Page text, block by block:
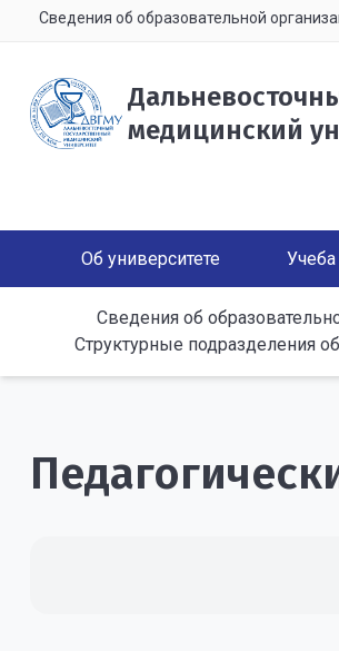
Сведения об образовательной
медицинский
Об университете Учеба
Сведения об
Структурные подразделения